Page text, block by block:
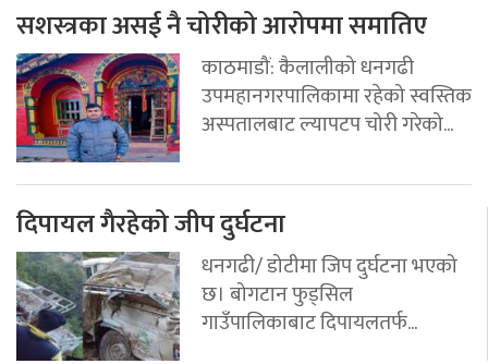
सशस्त्रका असई नै चोरीको आरोपमा समातिए
काठमाडौं: कैलालीको धनगढी
उपमहानगरपालिकामा रहेको स्वस्तिक
अस्पतालबाट ल्यापटप चोरी गरेको...
दिपायल गैरहेको जीप दुर्घटना
धनगढी/ डोटीमा जिप दुर्घटना भएको
छ। बोगटान फुड्सिल
गाउँपालिकाबाट दिपायलतर्फ...